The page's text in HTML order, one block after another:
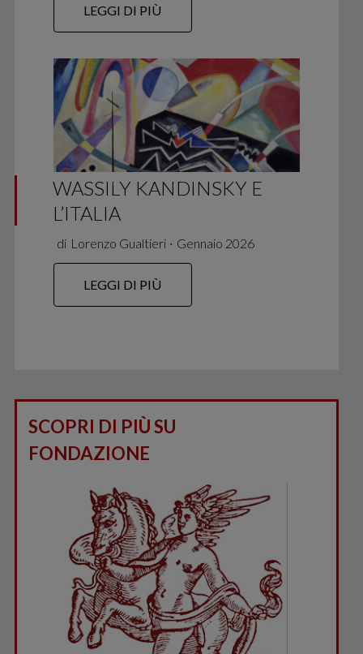
LEGGI DI PIÙ
WASSILY KANDINSKY E
L’ITALIA
di Lorenzo Gualtieri ∙ Gennaio 2026
LEGGI DI PIÙ
SCOPRI DI PIÙ SU
FONDAZIONE